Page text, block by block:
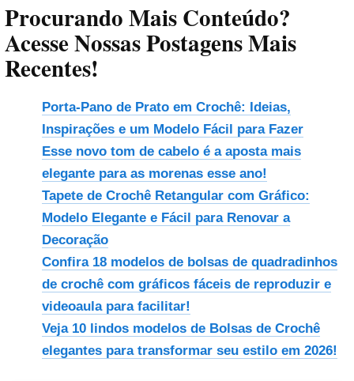
Procurando Mais Conteúdo?
Acesse Nossas Postagens Mais
Recentes!
Porta-Pano de Prato em Crochê: Ideias,
Inspirações e um Modelo Fácil para Fazer
Esse novo tom de cabelo é a aposta mais
elegante para as morenas esse ano!
Tapete de Crochê Retangular com Gráfico:
Modelo Elegante e Fácil para Renovar a
Decoração
Confira 18 modelos de bolsas de quadradinhos
de crochê com gráficos fáceis de reproduzir e
videoaula para facilitar!
Veja 10 lindos modelos de Bolsas de Crochê
elegantes para transformar seu estilo em 2026!